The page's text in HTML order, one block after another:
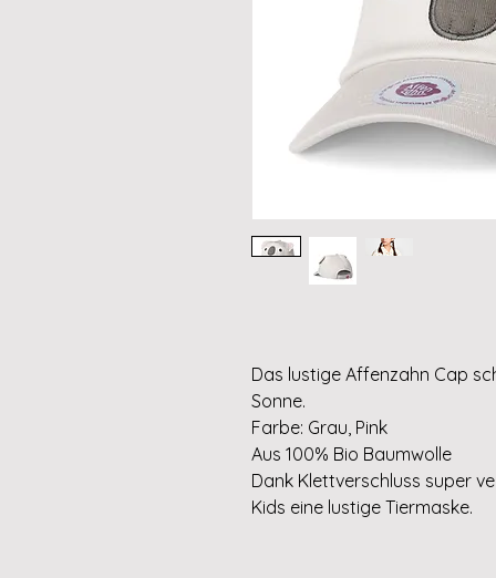
Das lustige Affenzahn Cap
Sonne.
Farbe: Grau, Pink
Aus 100% Bio Baumwolle
Dank Klettverschluss super
Kids eine lustige Tiermaske.